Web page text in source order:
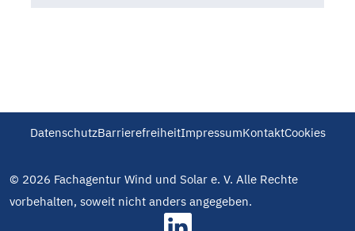
DatenschutzBarrierefreiheitImpressumKontaktCookies
© 2026 Fachagentur Wind und Solar e. V. Alle Rechte
vorbehalten, soweit nicht anders angegeben.